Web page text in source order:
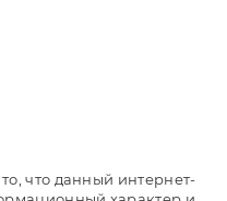
что данный интернет-